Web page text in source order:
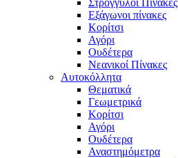
Στρογγυλοί Πίνακες
Εξάγωνοι πίνακες
Κορίτσι
Αγόρι
Ουδέτερα
Νεανικοί Πίνακες
Αυτοκόλλητα
Θεματικά
Γεωμετρικά
Κορίτσι
Αγόρι
Ουδέτερα
Αναστημόμετρα